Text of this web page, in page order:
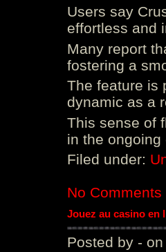
Users say
effortless and
Many report
fostering a
The feature is
dynamic as a
This sense of
in the ongoing
Filed under:
No Comments
Jouez au casino en
Posted by - on